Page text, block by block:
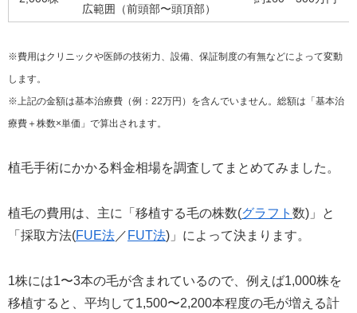
広範囲（前頭部〜頭頂部）
※費用はクリニックや医師の技術力、設備、保証制度の有無などによって変動
します。
※上記の金額は基本治療費（例：22万円）を含んでいません。総額は「基本治
療費＋株数×単価」で算出されます。
植毛手術にかかる料金相場を調査してまとめてみました。
植毛の費用は、主に「移植する毛の株数(グラフト 数)」と
「採取方法(FUE法 ／ FUT法)」によって決まります。
1株には1〜3本の毛が含まれているので、例えば1,000株を
移植すると、平均して1,500〜2,200本程度の毛が増える計